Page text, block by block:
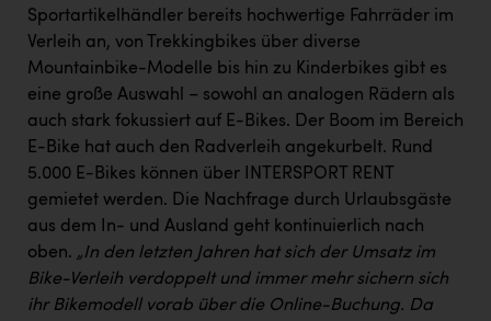
Sportartikelhändler bereits hochwertige Fahrräder im
Verleih an, von Trekkingbikes über diverse
Mountainbike-Modelle bis hin zu Kinderbikes gibt es
eine große Auswahl – sowohl an analogen Rädern als
auch stark fokussiert auf E-Bikes. Der Boom im Bereich
E-Bike hat auch den Radverleih angekurbelt. Rund
5.000 E-Bikes können über INTERSPORT RENT
gemietet werden. Die Nachfrage durch Urlaubsgäste
aus dem In- und Ausland geht kontinuierlich nach
oben. „In den letzten Jahren hat sich der Umsatz im
Bike-Verleih verdoppelt und immer mehr sichern sich
ihr Bikemodell vorab über die Online-Buchung. Da